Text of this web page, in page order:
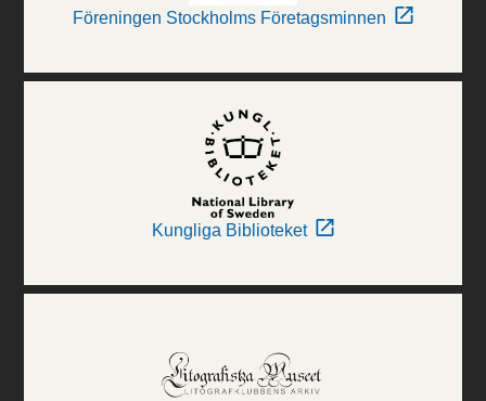
Föreningen Stockholms Företagsminnen
Kungliga Biblioteket